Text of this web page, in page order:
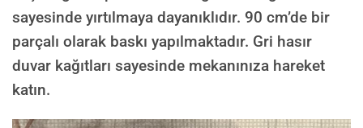
sayesinde yırtılmaya dayanıklıdır. 90 cm’de bir
parçalı olarak baskı yapılmaktadır. Gri hasır
duvar kağıtları sayesinde mekanınıza hareket
katın.